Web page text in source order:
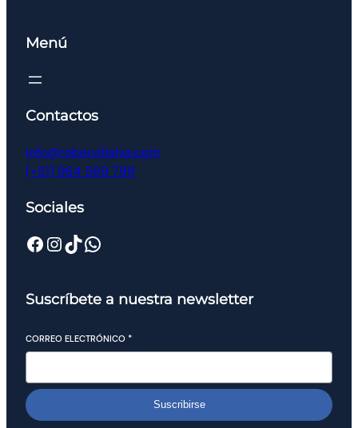
Menú
Contactos
info@robervillalva.com
(+51) 964 569 799
Sociales
Suscríbete a nuestra newsletter
CORREO ELECTRÓNICO *
Suscribirse